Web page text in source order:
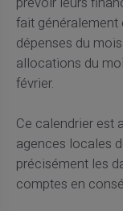
fait généralement
dépenses du
allocations du
février.
Ce calendrier est
agences locales
précisément les
comptes en